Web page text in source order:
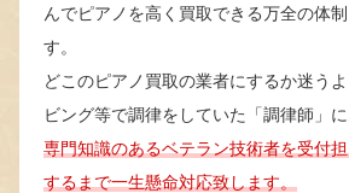
んでピアノを高く買取できる万全の体
す。
どこのピアノ買取の業者にするか迷う
ビング等で調律をしていた「調律師」に
専門知識のあるベテラン技術者を受付
するまで一生懸命対応致します。